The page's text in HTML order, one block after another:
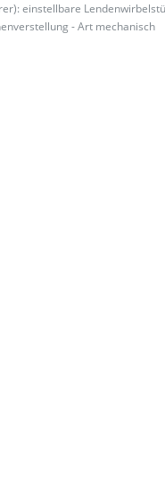
einstellbare
- Art mechanisch